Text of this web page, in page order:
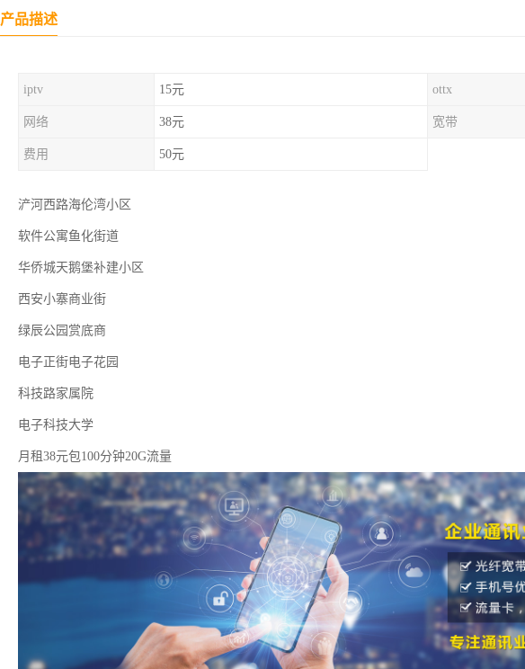
产品描述
iptv 15元 ottx
网络 38元 宽带
费用 50元
浐河西路海伦湾小区
软件公寓鱼化街道
华侨城天鹅堡补建小区
西安小寨商业街
绿辰公园赏底商
电子正街电子花园
科技路家属院
电子科技大学
月租38元包100分钟20G流量